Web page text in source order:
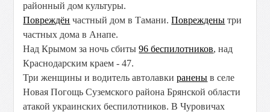
районный дом культуры.
Повреждён частный дом в Тамани.Повреждены три
частных дома в Анапе.
Над Крымом за ночь сбиты96 беспилотников, над
Краснодарским краем - 47.
Три женщины и водитель автолавкиранены в селе
Новая Погощь Суземского района Брянской области
атакой украинских беспилотников. В Чуровичах